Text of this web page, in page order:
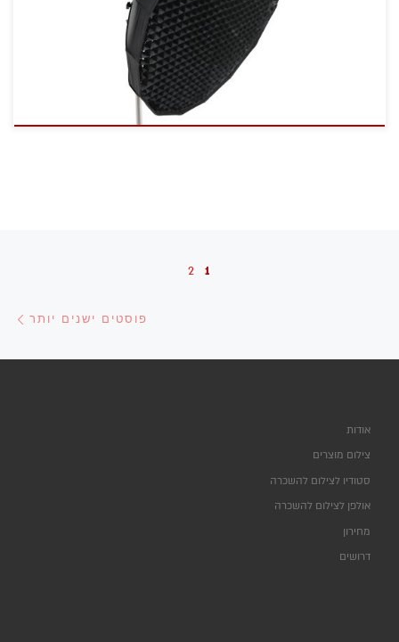
1
2
פוסטים ישנים יותר
אודות
צילום מוצרים
סטודיו לצילום להשכרה
אולפן לצילום להשכרה
מחירון
דרושים